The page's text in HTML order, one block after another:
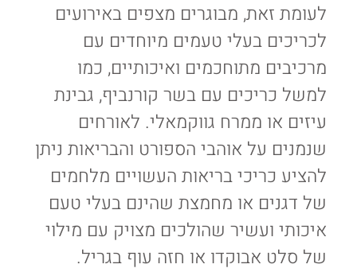
לעומת זאת, מבוגרים מצפים באירועים
לכריכים בעלי טעמים מיוחדים עם
מרכיבים מתוחכמים ואיכותיים, כמו
למשל כריכים עם בשר קורנביף, גבינת
עיזים או ממרח גווקמאלי. לאורחים
שנמנים על אוהבי הספורט והבריאות ניתן
להציע כריכי בריאות העשויים מלחמים
של דגנים או מחמצת שהינם בעלי טעם
איכותי ועשיר שהולכים מצויק עם מילוי
של סלט אבוקדו או חזה עוף בגריל.